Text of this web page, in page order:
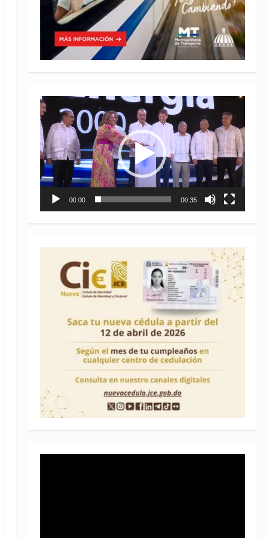
Reproductor
de
vídeo
00:00 00:35